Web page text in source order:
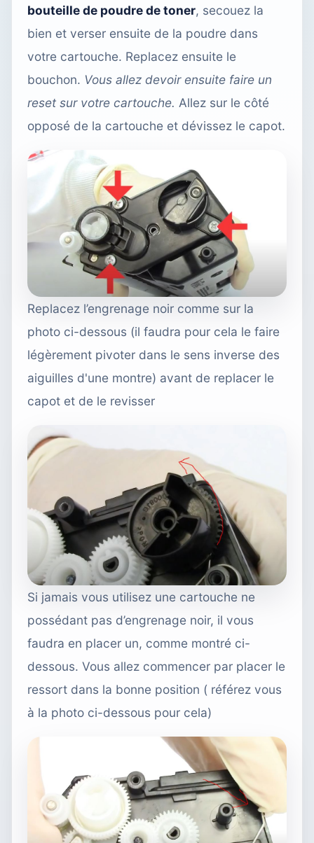
bouteille de poudre de toner, secouez la
bien et verser ensuite de la poudre dans
votre cartouche. Replacez ensuite le
bouchon. Vous allez devoir ensuite faire un
reset sur votre cartouche. Allez sur le côté
opposé de la cartouche et dévissez le capot.
Replacez l’engrenage noir comme sur la
photo ci-dessous (il faudra pour cela le faire
légèrement pivoter dans le sens inverse des
aiguilles d'une montre) avant de replacer le
capot et de le revisser
Si jamais vous utilisez une cartouche ne
possédant pas d’engrenage noir, il vous
faudra en placer un, comme montré ci-
dessous. Vous allez commencer par placer le
ressort dans la bonne position ( référez vous
à la photo ci-dessous pour cela)